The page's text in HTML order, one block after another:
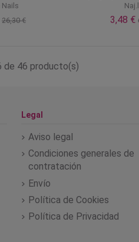
26,30 € 3,48 €
de 46 producto(s)
Legal
Aviso legal
Condiciones generales de
contratación
Envío
Política de Cookies
Política de Privacidad